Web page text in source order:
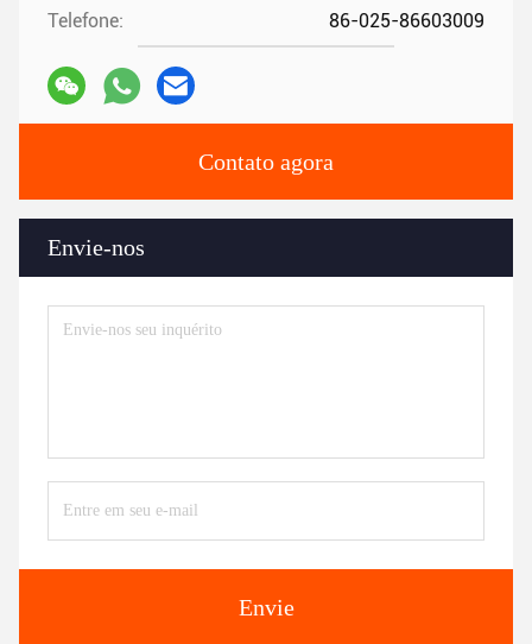
Telefone: 86-025-86603009
Contato agora
Envie-nos
Envie